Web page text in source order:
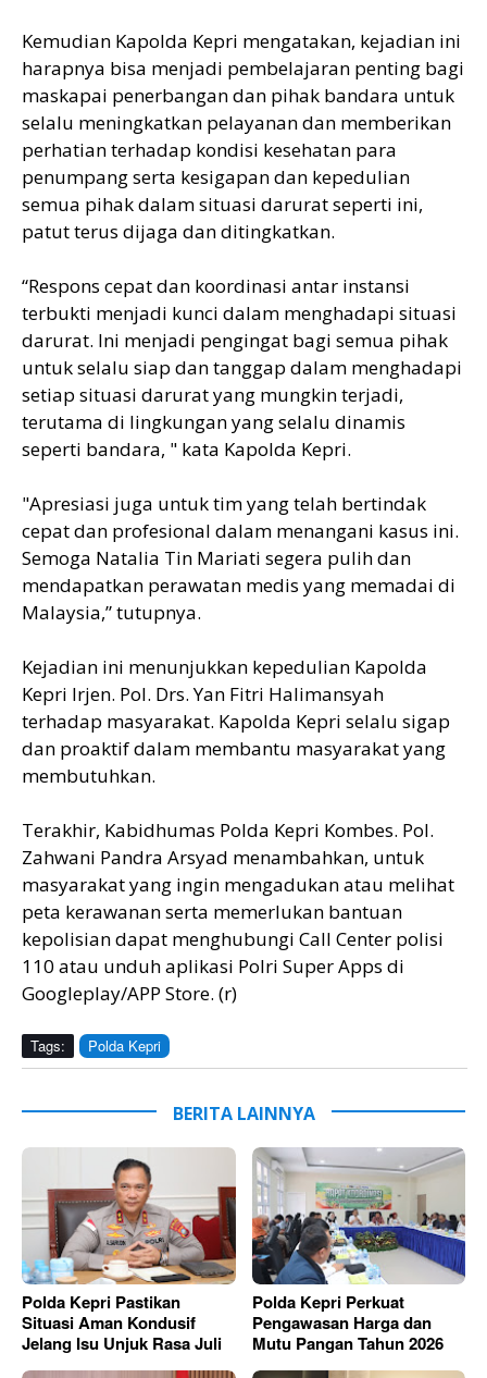
Kemudian Kapolda Kepri mengatakan, kejadian ini
harapnya bisa menjadi pembelajaran penting bagi
maskapai penerbangan dan pihak bandara untuk
selalu meningkatkan pelayanan dan memberikan
perhatian terhadap kondisi kesehatan para
penumpang serta kesigapan dan kepedulian
semua pihak dalam situasi darurat seperti ini,
patut terus dijaga dan ditingkatkan.
“Respons cepat dan koordinasi antar instansi
terbukti menjadi kunci dalam menghadapi situasi
darurat. Ini menjadi pengingat bagi semua pihak
untuk selalu siap dan tanggap dalam menghadapi
setiap situasi darurat yang mungkin terjadi,
terutama di lingkungan yang selalu dinamis
seperti bandara, " kata Kapolda Kepri.
"Apresiasi juga untuk tim yang telah bertindak
cepat dan profesional dalam menangani kasus ini.
Semoga Natalia Tin Mariati segera pulih dan
mendapatkan perawatan medis yang memadai di
Malaysia,” tutupnya.
Kejadian ini menunjukkan kepedulian Kapolda
Kepri Irjen. Pol. Drs. Yan Fitri Halimansyah
terhadap masyarakat. Kapolda Kepri selalu sigap
dan proaktif dalam membantu masyarakat yang
membutuhkan.
Terakhir, Kabidhumas Polda Kepri Kombes. Pol.
Zahwani Pandra Arsyad menambahkan, untuk
masyarakat yang ingin mengadukan atau melihat
peta kerawanan serta memerlukan bantuan
kepolisian dapat menghubungi Call Center polisi
110 atau unduh aplikasi Polri Super Apps di
Googleplay/APP Store. (r)
Tags: Polda Kepri
BERITA LAINNYA
Polda Kepri Pastikan
Situasi Aman Kondusif
Jelang Isu Unjuk Rasa Juli
Polda Kepri Perkuat
Pengawasan Harga dan
Mutu Pangan Tahun 2026